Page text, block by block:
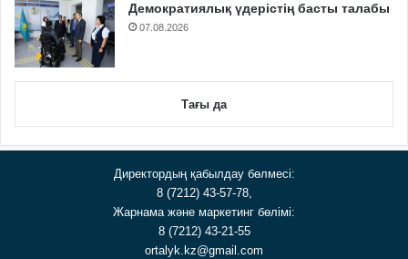
Демократиялық үдерістің басты талабы
07.08.2026
Тағы да
Директордың қабылдау бөлмесі:
8 (7212) 43-57-78,
Жарнама және маркетинг бөлімі:
8 (7212) 43-21-55
ortalyk.kz@gmail.com